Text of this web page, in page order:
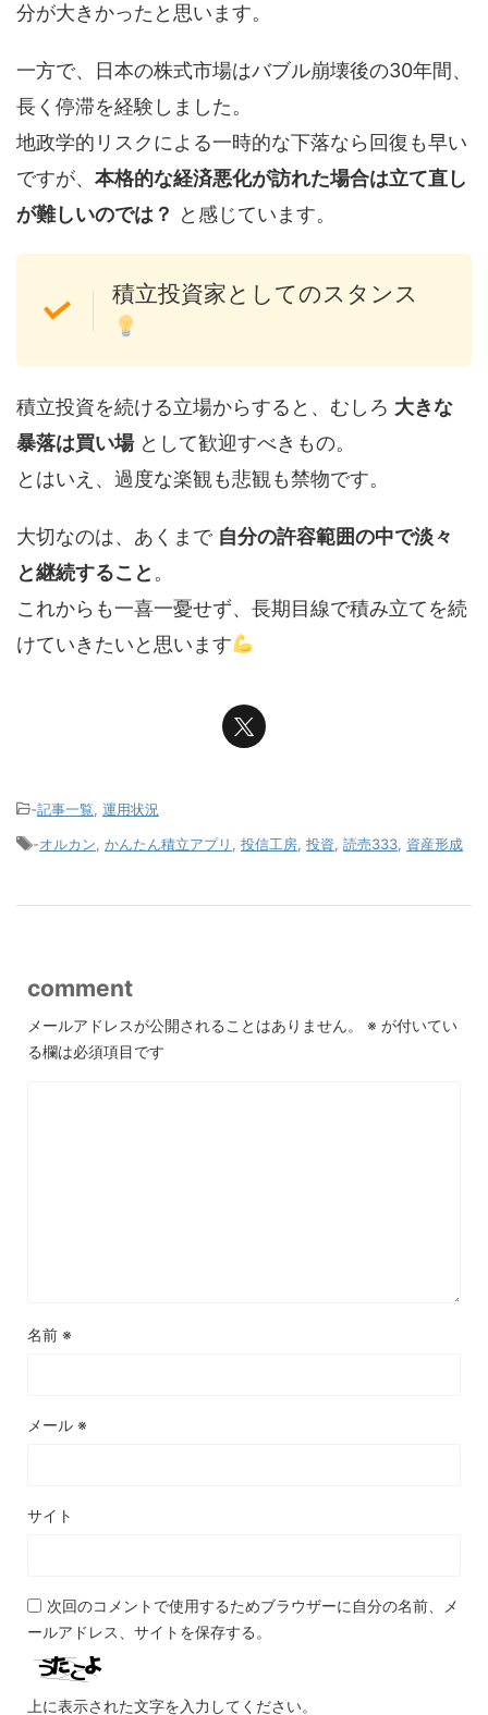
分が大きかったと思います。
一方で、日本の株式市場はバブル崩壊後の30年間、
長く停滞を経験しました。
地政学的リスクによる一時的な下落なら回復も早い
ですが、 本格的な経済悪化が訪れた場合は立て直し
が難しいのでは？ と感じています。
積立投資家としてのスタンス
積立投資を続ける立場からすると、むしろ 大きな
暴落は買い場として歓迎すべきもの。
とはいえ、過度な楽観も悲観も禁物です。
大切なのは、あくまで 自分の許容範囲の中で淡々
と継続すること 。
これからも一喜一憂せず、長期目線で積み立てを続
けていきたいと思います
-記事一覧 運用状況
-オルカン かんたん積立アプリ 投信工房 投資 読売333 資産形成
comment
メールアドレスが公開されることはありません。 ※ が付いてい
る欄は必須項目です
名前 ※
メール ※
サイト
次回のコメントで使用するためブラウザーに自分の名前、メ
ールアドレス、サイトを保存する。
上に表示された文字を入力してください。